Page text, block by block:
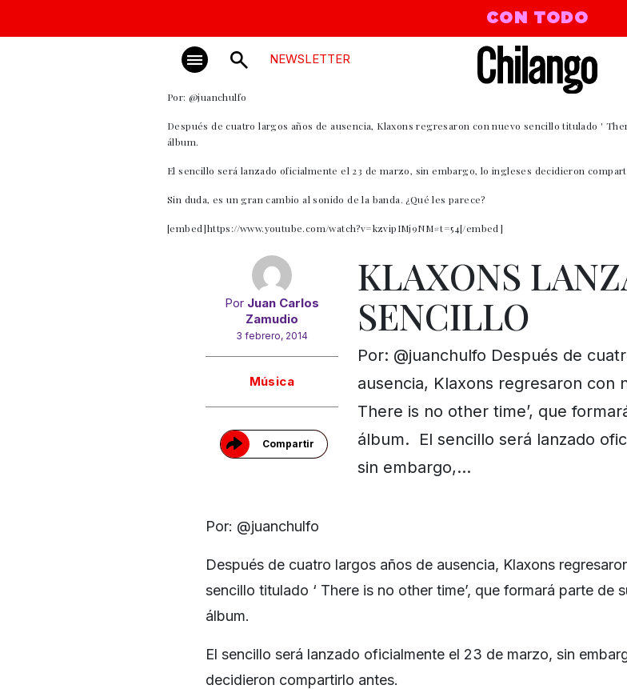
CON TODO
NEWSLETTER
Por: @juanchulfo
Después de cuatro largos años de ausencia, Klaxons regresaron con nuevo sencillo titulado '
álbum.
El sencillo será lanzado oficialmente el 23 de marzo, sin embargo, lo ingleses decidieron
Sin duda, es un gran cambio al sonido de la banda. ¿Qué les parece?
[embed]https://www.youtube.com/watch?v=kzvipIMj9NM#t=54[/embed]
Por Juan Carlos
Zamudio
3 febrero, 2014
Música
Compartir
KLAXONS
SENCILLO
Por: @juanchulfo Después de
ausencia, Klaxons regresaron con
There is no other time’, que
álbum. El sencillo será lanzado
sin embargo,…
Por: @juanchulfo
Después de cuatro largos años de ausencia, Klaxons
sencillo titulado ‘ There is no other time’, que formará parte de
álbum.
El sencillo será lanzado oficialmente el 23 de marzo, sin
decidieron compartirlo antes.